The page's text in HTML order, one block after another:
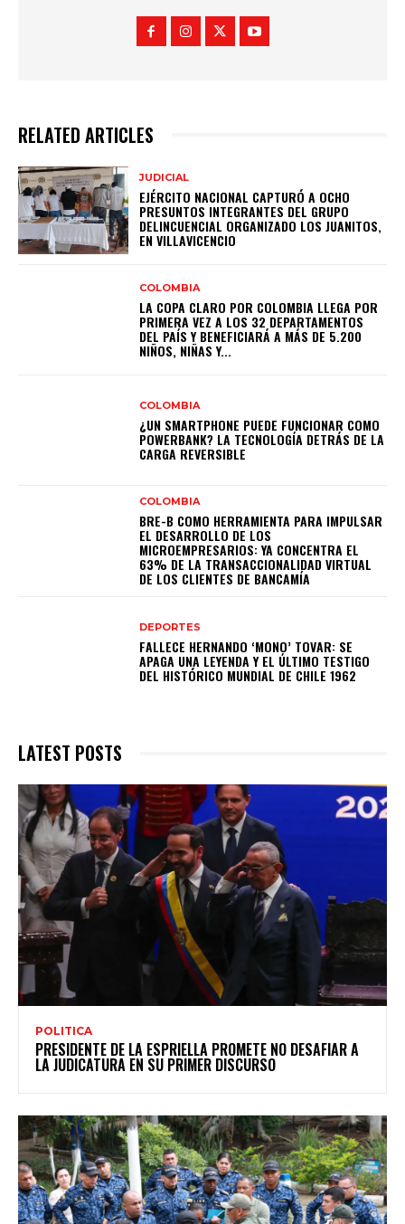
RELATED ARTICLES
JUDICIAL
EJÉRCITO NACIONAL CAPTURÓ A OCHO
PRESUNTOS INTEGRANTES DEL GRUPO
DELINCUENCIAL ORGANIZADO LOS JUANITOS,
EN VILLAVICENCIO
COLOMBIA
LA COPA CLARO POR COLOMBIA LLEGA POR
PRIMERA VEZ A LOS 32 DEPARTAMENTOS
DEL PAÍS Y BENEFICIARÁ A MÁS DE 5.200
NIÑOS, NIÑAS Y...
COLOMBIA
¿UN SMARTPHONE PUEDE FUNCIONAR COMO
POWERBANK? LA TECNOLOGÍA DETRÁS DE LA
CARGA REVERSIBLE
COLOMBIA
BRE-B COMO HERRAMIENTA PARA IMPULSAR
EL DESARROLLO DE LOS
MICROEMPRESARIOS: YA CONCENTRA EL
63% DE LA TRANSACCIONALIDAD VIRTUAL
DE LOS CLIENTES DE BANCAMÍA
DEPORTES
FALLECE HERNANDO ‘MONO’ TOVAR: SE
APAGA UNA LEYENDA Y EL ÚLTIMO TESTIGO
DEL HISTÓRICO MUNDIAL DE CHILE 1962
LATEST POSTS
POLITICA
PRESIDENTE DE LA ESPRIELLA PROMETE NO DESAFIAR A
LA JUDICATURA EN SU PRIMER DISCURSO